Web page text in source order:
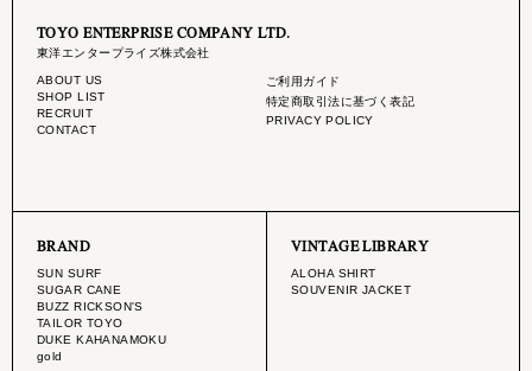
TOYO ENTERPRISE COMPANY LTD.
東洋エンタープライズ株式会社
ABOUT US
SHOP LIST
RECRUIT
CONTACT
ご利用ガイド
特定商取引法に基づく表記
PRIVACY POLICY
BRAND
SUN SURF
SUGAR CANE
BUZZ RICKSON'S
TAILOR TOYO
DUKE KAHANAMOKU
gold
VINTAGE LIBRARY
ALOHA SHIRT
SOUVENIR JACKET